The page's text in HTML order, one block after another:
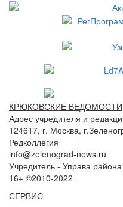
КРЮКОВСКИЕ ВЕДОМОСТИ
Адрес учредителя и
124617, г. Москва,
Редколлегия
info@zelenograd-news.ru
Учредитель - Управа
16+ ©2010-2022
СЕРВИС